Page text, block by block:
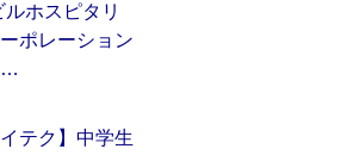
ルホスピタリ
ポレーション
…
イテク】中学生